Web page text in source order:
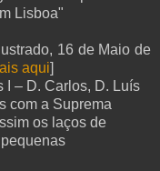
Lisboa"
16 de Maio de
aqui]
I – D. Carlos, D. Luís
com a Suprema
os laços de